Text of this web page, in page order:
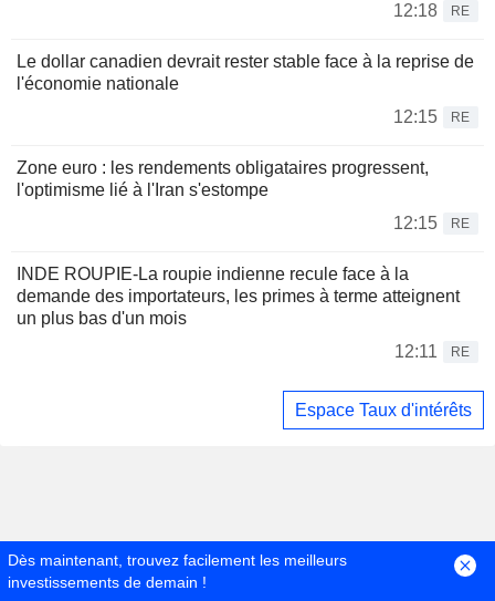
12:18
RE
Le dollar canadien devrait rester stable face à la reprise de
l'économie nationale
12:15
RE
Zone euro : les rendements obligataires progressent,
l'optimisme lié à l'Iran s'estompe
12:15
RE
INDE ROUPIE-La roupie indienne recule face à la
demande des importateurs, les primes à terme atteignent
un plus bas d'un mois
12:11
RE
Espace Taux d'intérêts
Dès maintenant, trouvez facilement les meilleurs
investissements de demain !